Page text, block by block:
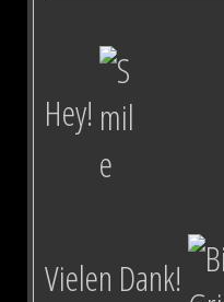
Hey!
Vielen Dank!